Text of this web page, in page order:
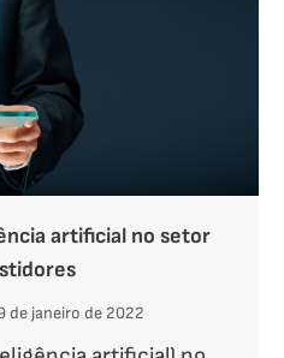
artificial no setor
de janeiro de 2022